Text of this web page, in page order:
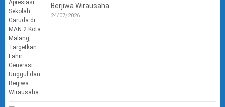
Berjiwa Wirausaha
24/07/2026